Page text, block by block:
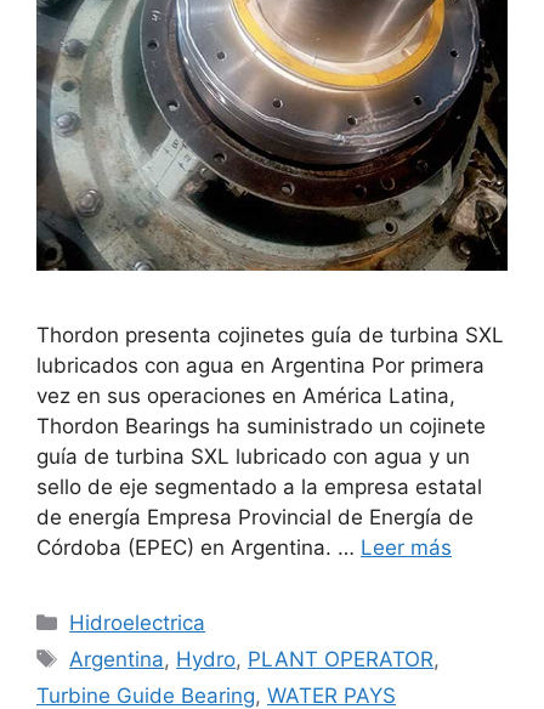
Thordon presenta cojinetes guía de turbina SXL
lubricados con agua en Argentina Por primera
vez en sus operaciones en América Latina,
Thordon Bearings ha suministrado un cojinete
guía de turbina SXL lubricado con agua y un
sello de eje segmentado a la empresa estatal
de energía Empresa Provincial de Energía de
Córdoba (EPEC) en Argentina. … Leer más
Categorías
Hidroelectrica
Etiquetas
Argentina, Hydro, PLANT OPERATOR,
Turbine Guide Bearing, WATER PAYS